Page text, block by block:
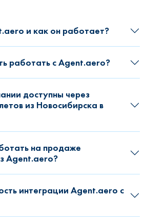
и как он работает?
работать с Agent.aero?
доступны через
из Новосибирска в
на продаже
Agent.aero?
интеграции Agent.aero с